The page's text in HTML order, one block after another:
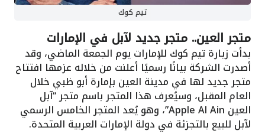
تيم كوك
متجر العين.. متجر جديد لآبل في الإمارات
بدأت زيارة تيم كوك للإمارات يوم الجمعة الماضي، وقد
أصدرت الشركة بيانًا رسميًا أعلنت من خلاله عزمها افتتاح
متجر جديد لها في مدينة العين بإمارة أبو ظبي خلال
العام المقبل، وسيُعرف هذا المتجر باسم متجر “آبل
العين Apple Al Ain”، وهو يُعد المتجر الخامس الرسمي
لآبل للبيع بالتجزئة في دولة الإمارات العربية المتحدة.